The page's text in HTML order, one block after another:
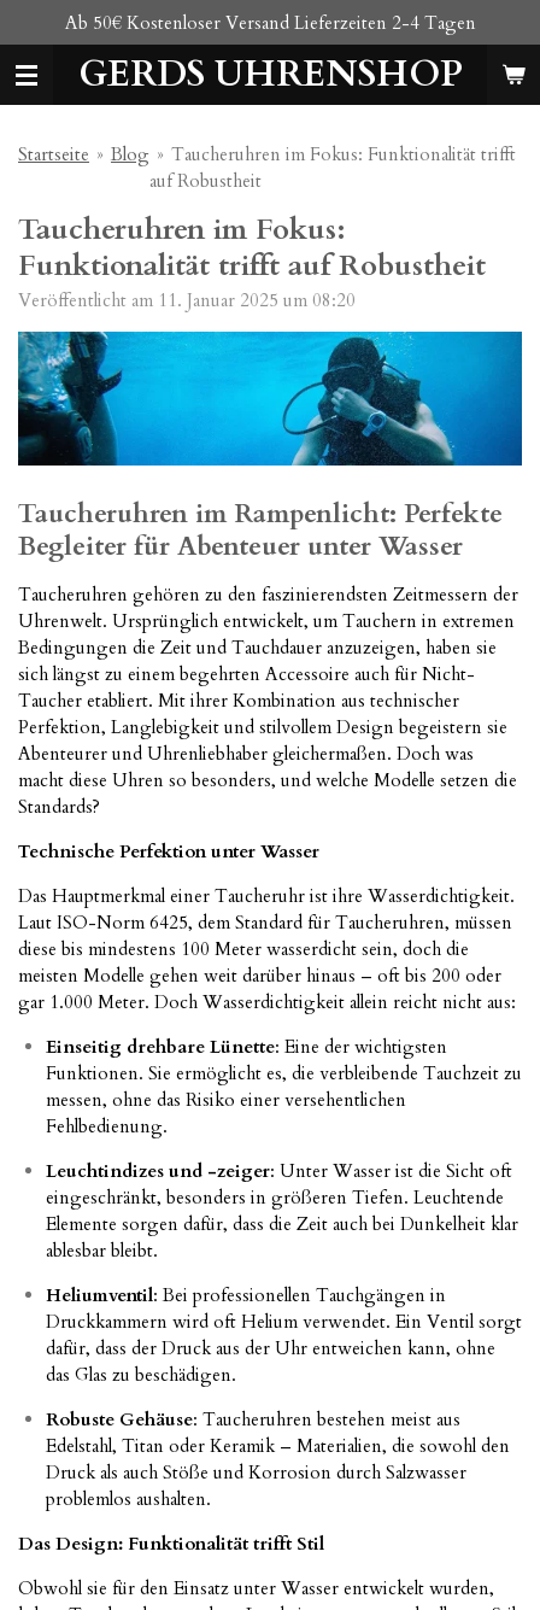
Hauptinhalt
springenGERDS UHRENSHOP
Ab 50€ Kostenloser Versand Lieferzeiten 2-4 Tagen
Startseite » Blog » Taucheruhren im Fokus: Funktionalität trifft
auf Robustheit
Taucheruhren im Fokus:
Funktionalität trifft auf Robustheit
Veröffentlicht am 11. Januar 2025 um 08:20
Taucheruhren im Rampenlicht: Perfekte
Begleiter für Abenteuer unter Wasser
Taucheruhren gehören zu den faszinierendsten Zeitmessern der
Uhrenwelt. Ursprünglich entwickelt, um Tauchern in extremen
Bedingungen die Zeit und Tauchdauer anzuzeigen, haben sie
sich längst zu einem begehrten Accessoire auch für Nicht-
Taucher etabliert. Mit ihrer Kombination aus technischer
Perfektion, Langlebigkeit und stilvollem Design begeistern sie
Abenteurer und Uhrenliebhaber gleichermaßen. Doch was
macht diese Uhren so besonders, und welche Modelle setzen die
Standards?
Technische Perfektion unter Wasser
Das Hauptmerkmal einer Taucheruhr ist ihre Wasserdichtigkeit.
Laut ISO-Norm 6425, dem Standard für Taucheruhren, müssen
diese bis mindestens 100 Meter wasserdicht sein, doch die
meisten Modelle gehen weit darüber hinaus – oft bis 200 oder
gar 1.000 Meter. Doch Wasserdichtigkeit allein reicht nicht aus:
Einseitig drehbare Lünette: Eine der wichtigsten
Funktionen. Sie ermöglicht es, die verbleibende Tauchzeit zu
messen, ohne das Risiko einer versehentlichen
Fehlbedienung.
Leuchtindizes und -zeiger: Unter Wasser ist die Sicht oft
eingeschränkt, besonders in größeren Tiefen. Leuchtende
Elemente sorgen dafür, dass die Zeit auch bei Dunkelheit klar
ablesbar bleibt.
Heliumventil: Bei professionellen Tauchgängen in
Druckkammern wird oft Helium verwendet. Ein Ventil sorgt
dafür, dass der Druck aus der Uhr entweichen kann, ohne
das Glas zu beschädigen.
Robuste Gehäuse: Taucheruhren bestehen meist aus
Edelstahl, Titan oder Keramik – Materialien, die sowohl den
Druck als auch Stöße und Korrosion durch Salzwasser
problemlos aushalten.
Das Design: Funktionalität trifft Stil
Obwohl sie für den Einsatz unter Wasser entwickelt wurden,